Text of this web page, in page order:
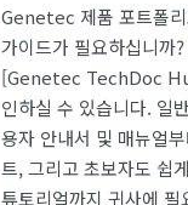
Genetec 제품 포트폴
가이드가 필요하십니까
[Genetec TechDoc
인하실 수 있습니다. 일
용자 안내서 및 매뉴얼
트, 그리고 초보자도 쉽
튜토리얼까지 귀사에